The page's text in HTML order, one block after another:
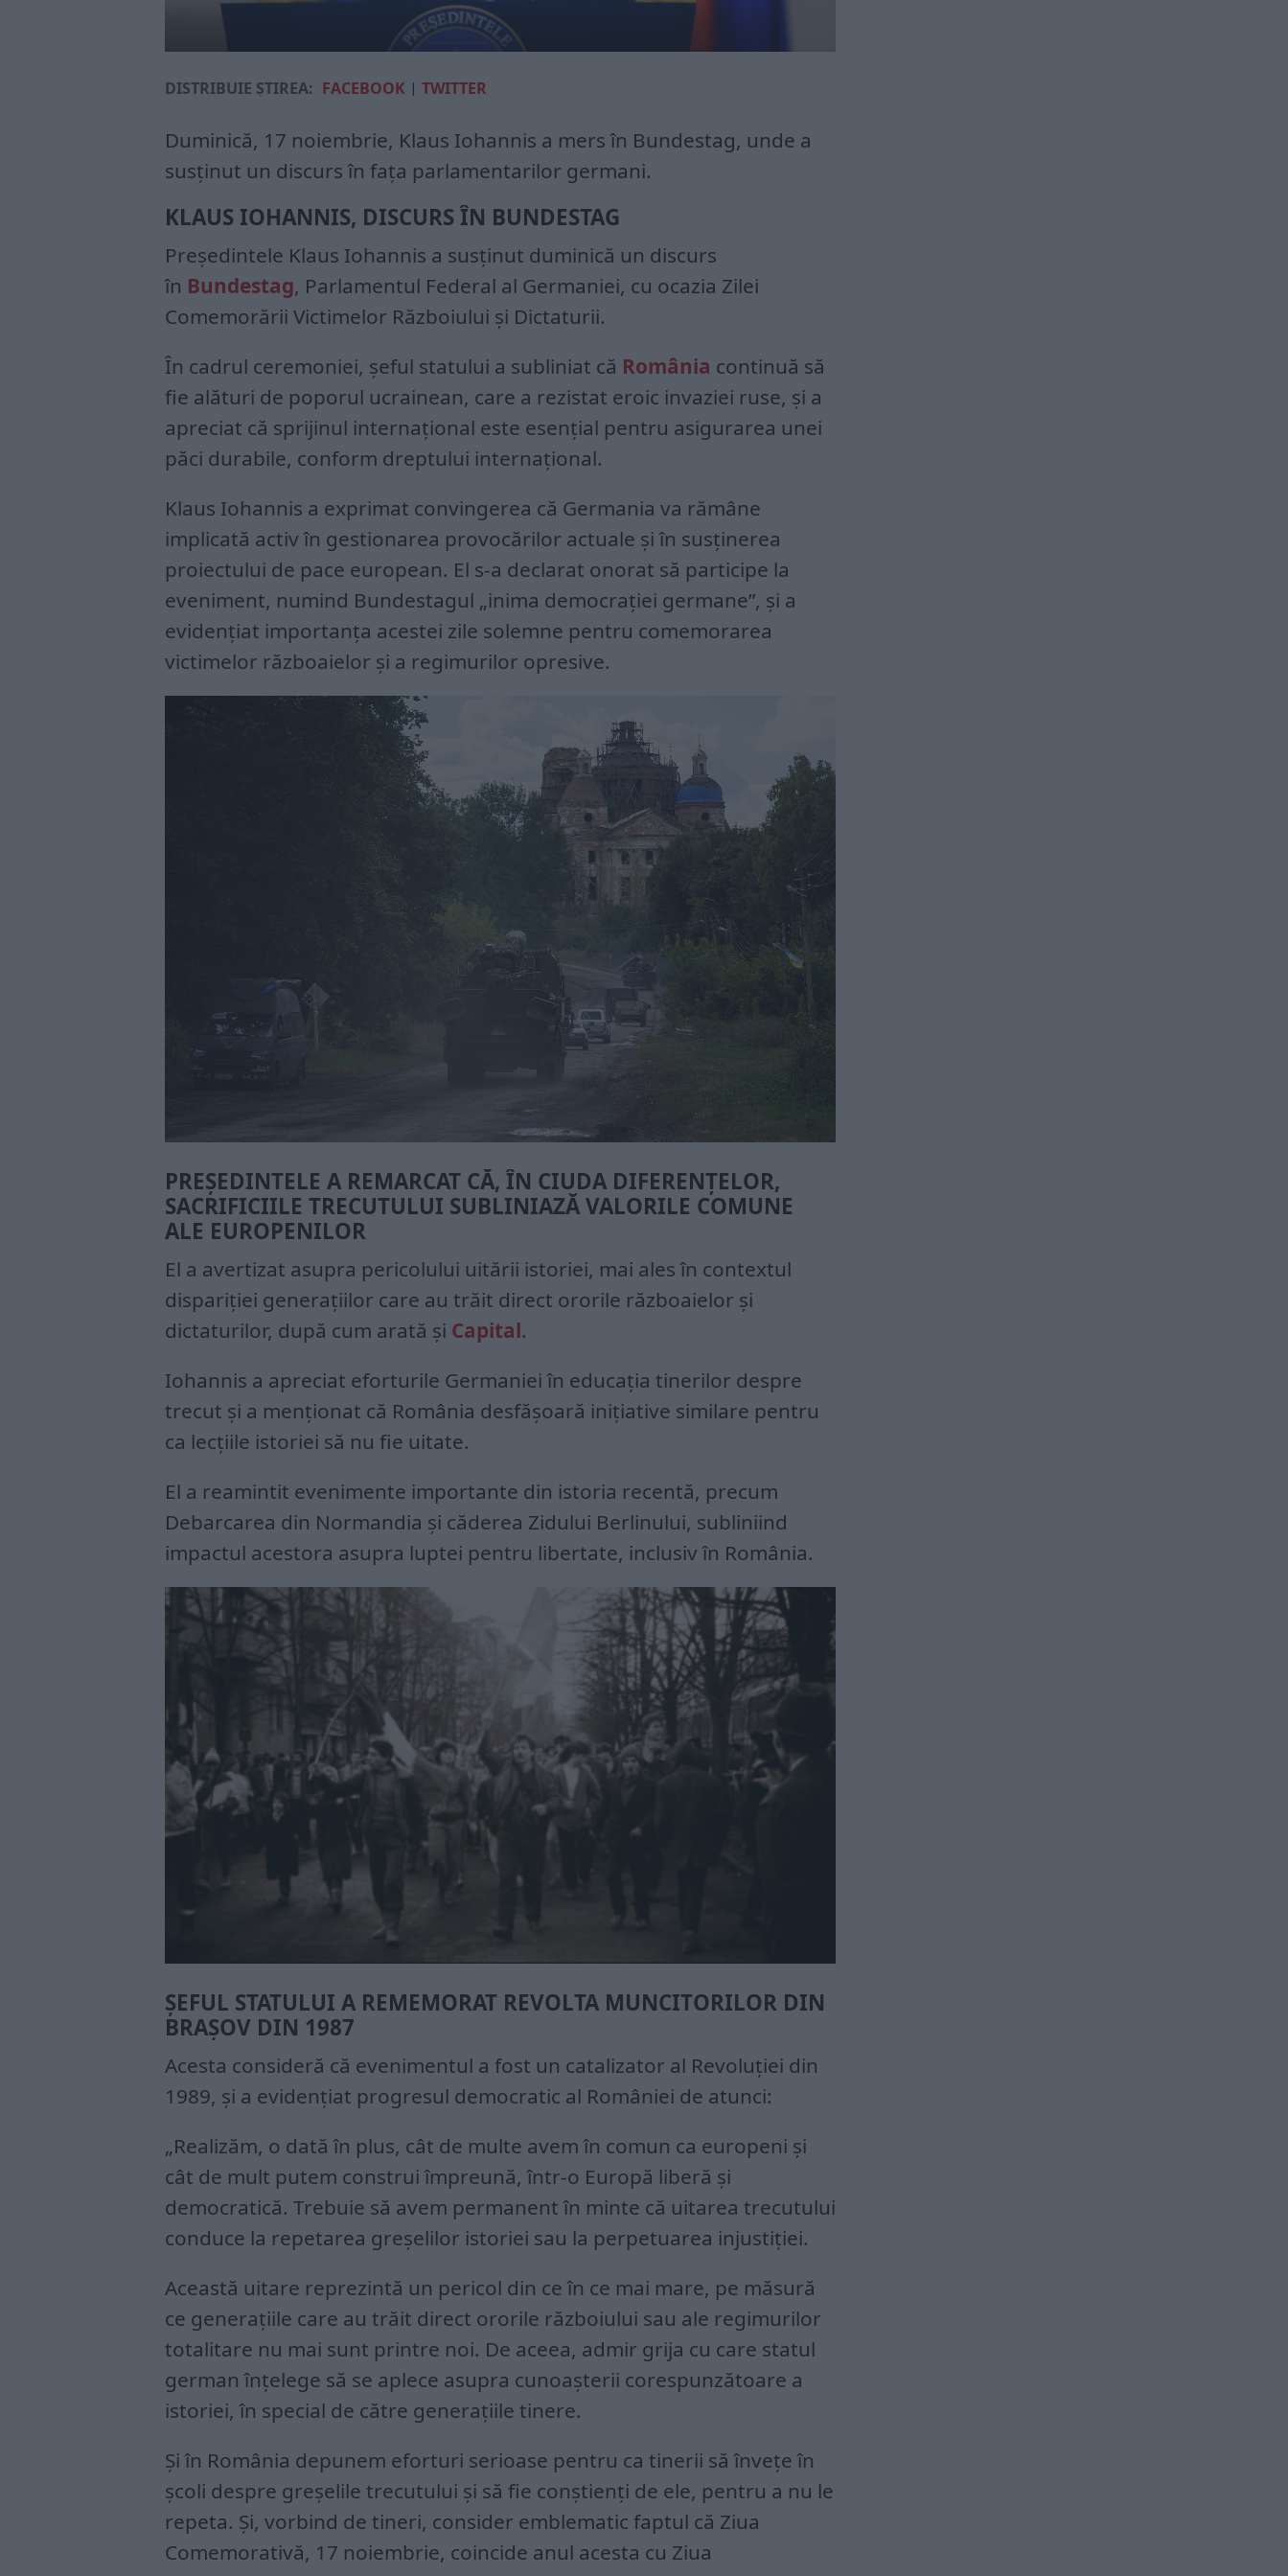
DISTRIBUIE ȘTIREA: FACEBOOK | TWITTER
Duminică, 17 noiembrie, Klaus Iohannis a mers în Bundestag, unde a
susţinut un discurs în faţa parlamentarilor germani.
KLAUS IOHANNIS, DISCURS ÎN BUNDESTAG
Președintele Klaus Iohannis a susținut duminică un discurs
în Bundestag, Parlamentul Federal al Germaniei, cu ocazia Zilei
Comemorării Victimelor Războiului și Dictaturii.
În cadrul ceremoniei, șeful statului a subliniat că România continuă să
fie alături de poporul ucrainean, care a rezistat eroic invaziei ruse, și a
apreciat că sprijinul internațional este esențial pentru asigurarea unei
păci durabile, conform dreptului internațional.
Klaus Iohannis a exprimat convingerea că Germania va rămâne
implicată activ în gestionarea provocărilor actuale și în susținerea
proiectului de pace european. El s-a declarat onorat să participe la
eveniment, numind Bundestagul „inima democrației germane”, și a
evidențiat importanța acestei zile solemne pentru comemorarea
victimelor războaielor și a regimurilor opresive.
PREȘEDINTELE A REMARCAT CĂ, ÎN CIUDA DIFERENȚELOR,
SACRIFICIILE TRECUTULUI SUBLINIAZĂ VALORILE COMUNE
ALE EUROPENILOR
El a avertizat asupra pericolului uitării istoriei, mai ales în contextul
dispariției generațiilor care au trăit direct ororile războaielor și
dictaturilor, după cum arată și Capital.
Iohannis a apreciat eforturile Germaniei în educația tinerilor despre
trecut și a menționat că România desfășoară inițiative similare pentru
ca lecțiile istoriei să nu fie uitate.
El a reamintit evenimente importante din istoria recentă, precum
Debarcarea din Normandia și căderea Zidului Berlinului, subliniind
impactul acestora asupra luptei pentru libertate, inclusiv în România.
ȘEFUL STATULUI A REMEMORAT REVOLTA MUNCITORILOR DIN
BRAȘOV DIN 1987
Acesta consideră că evenimentul a fost un catalizator al Revoluției din
1989, și a evidențiat progresul democratic al României de atunci:
„Realizăm, o dată în plus, cât de multe avem în comun ca europeni şi
cât de mult putem construi împreună, într-o Europă liberă şi
democratică. Trebuie să avem permanent în minte că uitarea trecutului
conduce la repetarea greşelilor istoriei sau la perpetuarea injustiţiei.
Această uitare reprezintă un pericol din ce în ce mai mare, pe măsură
ce generaţiile care au trăit direct ororile războiului sau ale regimurilor
totalitare nu mai sunt printre noi. De aceea, admir grija cu care statul
german înţelege să se aplece asupra cunoaşterii corespunzătoare a
istoriei, în special de către generaţiile tinere.
Şi în România depunem eforturi serioase pentru ca tinerii să înveţe în
şcoli despre greşelile trecutului şi să fie conştienţi de ele, pentru a nu le
repeta. Şi, vorbind de tineri, consider emblematic faptul că Ziua
Comemorativă, 17 noiembrie, coincide anul acesta cu Ziua